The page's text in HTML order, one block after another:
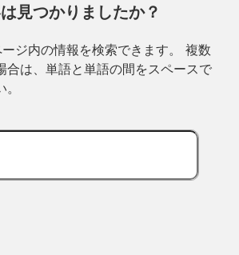
見つかりましたか？
ジ内の情報を検索できます。 複数
合は、単語と単語の間をスペースで